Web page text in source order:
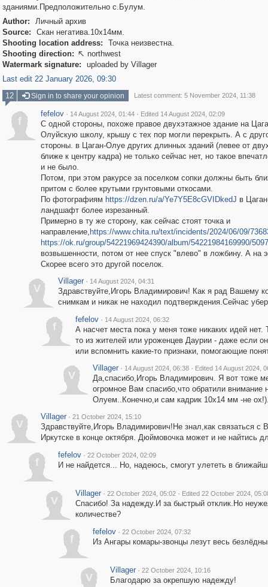
зданиями.Предположительно с.Булум.
Author:
Личный архив
Source:
Скан негатива.10х14мм.
Shooting location address:
Точка неизвестна.
Shooting direction:  northwest
Watermark signature:
uploaded by Villager
Last edit 22 January 2026, 09:30
12
Sign in to share your opinion Latest comment: 5 November 2024, 11:38
f
fefelov · 14 August 2024, 01:44 · Edited 14 August 2024, 02:09
С одной стороны, похоже правое двухэтажное здание на
Олуйскую школу, крышу с тех пор могли перекрыть. А с
стороны. в Цаган-Олуе других длинных зданий (левее от
ближе к центру кадра) не только сейчас нет, но такое
и не было.
Потом, при этом ракурсе за поселком сопки должны быть
притом с более крутыми грунтовыми откосами.
По фотографиям https://dzen.ru/a/Ye7Y5E8cGVIDkedJ в
ландшафт более изрезанный.
Примерно в ту же сторону, как сейчас стоят точка и
направление, https://www.chita.ru/text/incidents/2024/06/09/
https://ok.ru/group/54221969424390/album/54221984169990/
возвышенности, потом от нее спуск "влево" в ложбину. А на
Скорее всего это другой поселок.
V
Villager · 14 August 2024, 04:31
Здравствуйте,Игорь Владимирович! Как я рад Вашему
снимкам и никак не находил подтверждения.Сейчас
f
fefelov · 14 August 2024, 06:32
А насчет места пока у меня тоже никаких идей
то из жителей или уроженцев Даурии - даже если
или вспомнить какие-то признаки, помогающие
V
Villager · 14 August 2024, 06:38 · Edited 14 August 2024,
Да,спасибо,Игорь Владимирович. Я вот тоже
огромное Вам спасибо,что обратили внимание
Олуем..Конечно,и сам кадрик 10х14 мм -не
V
Villager · 21 October 2024, 15:10
Здравствуйте,Игорь Владимирович!Не знал,как связаться с
Иркутске в конце октября. Дюймовочка может и не найтись
f
fefelov · 22 October 2024, 02:09
И не найдется... Но, надеюсь, смогут улететь в
V
Villager · 22 October 2024, 05:02 · Edited 22 October 2024,
Спасибо! За надежду.И за быстрый отклик.Но
количестве?
f
fefelov · 22 October 2024, 07:32
Из Ангары комары-звонцы лезут весь
V
Villager · 22 October 2024, 10:16
Благодарю за окрепшую надежду!